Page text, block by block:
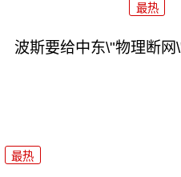
最热
波斯要给中东\"物理断网
最热